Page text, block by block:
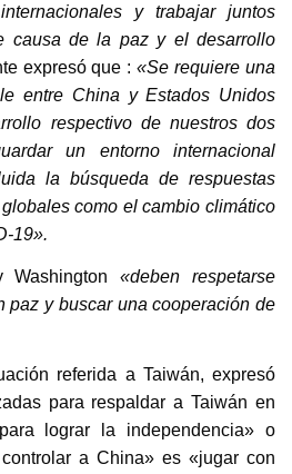
y trabajar juntos
causa de la paz y el desarrollo
expresó que :«Se requiere una
entre China y Estados Unidos
respectivo de nuestros dos
un entorno internacional
la búsqueda de respuestas
como el cambio climático
19».
Washington«deben respetarse
paz y buscar una cooperación de
referida a Taiwán, expresó
para respaldar a Taiwán en
lograr la independencia» o
a China» es «jugar con